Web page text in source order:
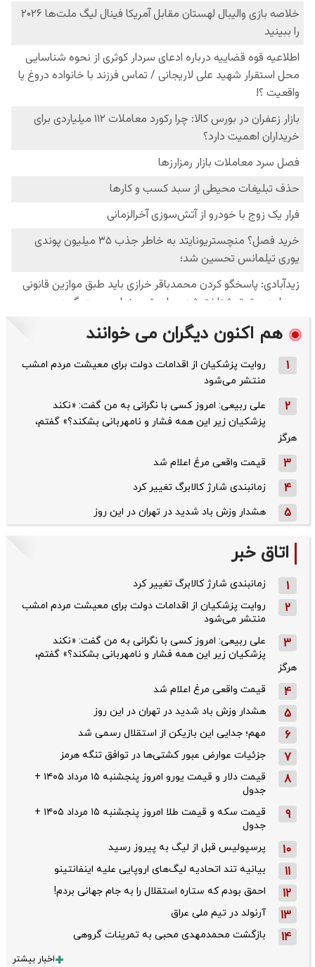
هم اکنون دیگران می خوانند
1
روایت پزشکیان از اقدامات دولت برای معیشت مردم امشب
منتشر می‌شود
2
علی ربیعی: امروز کسی با نگرانی به من گفت: «نکند
پزشکیان زیر این همه فشار و نامهربانی بشکند؟» گفتم،
هرگز
3 قیمت واقعی مرغ اعلام شد
4 زمانبندی شارژ کالابرگ تغییر کرد
5 هشدار وزش باد شدید در تهران در این روز
اتاق خبر
1 زمانبندی شارژ کالابرگ تغییر کرد
2
روایت پزشکیان از اقدامات دولت برای معیشت مردم امشب
منتشر می‌شود
3
علی ربیعی: امروز کسی با نگرانی به من گفت: «نکند
پزشکیان زیر این همه فشار و نامهربانی بشکند؟» گفتم،
هرگز
4 قیمت واقعی مرغ اعلام شد
5 هشدار وزش باد شدید در تهران در این روز
6 مهم؛ جدایی این بازیکن از استقلال رسمی شد
7 جزئیات عوارض عبور کشتی‌ها در توافق تنگه هرمز
8
قیمت دلار و قیمت یورو امروز پنجشنبه ۱۵ مرداد ۱۴۰۵ +
جدول
9
قیمت سکه و قیمت طلا امروز پنجشنبه ۱۵ مرداد ۱۴۰۵ +
جدول
10 پرسپولیس قبل از لیگ به پیروز رسید
11 بیانیه تند اتحادیه لیگ‌های اروپایی علیه اینفانتینو
12 احمق بودم که ستاره استقلال را به جام جهانی بردم!
13 آرنولد در تیم ملی عراق
14 بازگشت محمدمهدی محبی به تمرینات گروهی
اخبار بیشتر